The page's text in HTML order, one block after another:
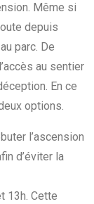
Même si
depuis
parc. De
au sentier
En ce
options.
l’ascension
d’éviter la
13h. Cette